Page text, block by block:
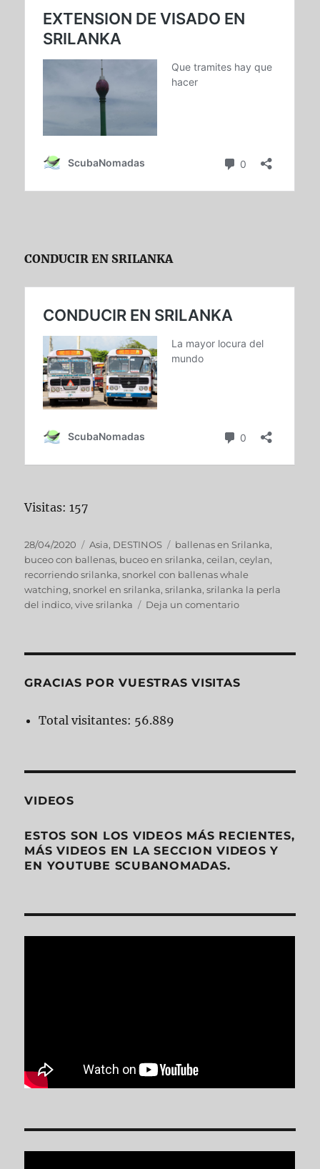
CONDUCIR EN SRILANKA
Visitas: 157
Publicado
el
28/04/2020 Categorías
Asia, DESTINOS Etiquetas
ballenas en Srilanka,
buceo con ballenas, buceo en srilanka,ceilan,ceylan,
recorriendo srilanka,snorkel con ballenas whale
watching,snorkel en srilanka,srilanka,srilanka la perla
del indico,vive srilanka Deja un comentarioen
GRACIAS POR VUESTRAS VISITAS
Total visitantes: 56.889
VIDEOS
ESTOS SON LOS VIDEOS MÁS RECIENTES,
MÁS VIDEOS EN LA SECCION VIDEOS Y
EN YOUTUBE SCUBANOMADAS.